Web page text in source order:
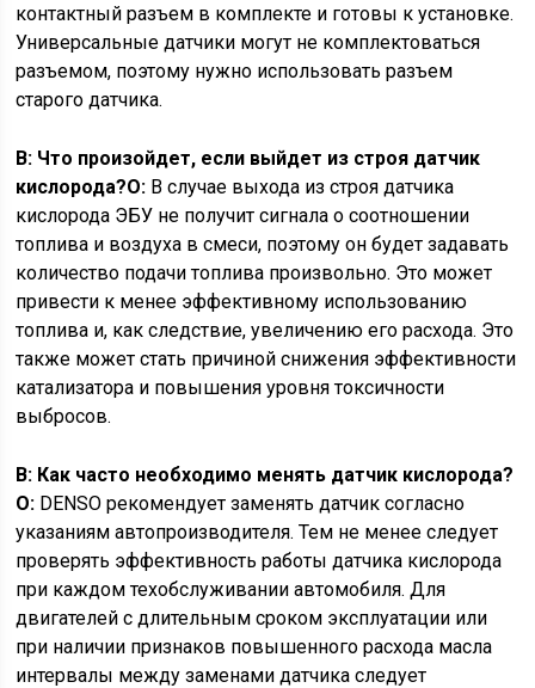
контактный разъем в комплекте и готовы к установке.
Универсальные датчики могут не комплектоваться
разъемом, поэтому нужно использовать разъем
старого датчика.
B: Что произойдет, если выйдет из строя датчик
кислорода?O: В случае выхода из строя датчика
кислорода ЭБУ не получит сигнала о соотношении
топлива и воздуха в смеси, поэтому он будет задавать
количество подачи топлива произвольно. Это может
привести к менее эффективному использованию
топлива и, как следствие, увеличению его расхода. Это
также может стать причиной снижения эффективности
катализатора и повышения уровня токсичности
выбросов.
B: Как часто необходимо менять датчик кислорода?
O: DENSO рекомендует заменять датчик согласно
указаниям автопроизводителя. Тем не менее следует
проверять эффективность работы датчика кислорода
при каждом техобслуживании автомобиля. Для
двигателей с длительным сроком эксплуатации или
при наличии признаков повышенного расхода масла
интервалы между заменами датчика следует